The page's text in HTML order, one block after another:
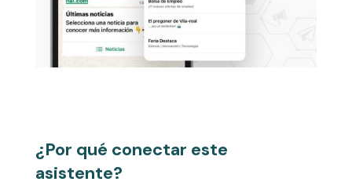
¿Por qué conectar este
asistente?